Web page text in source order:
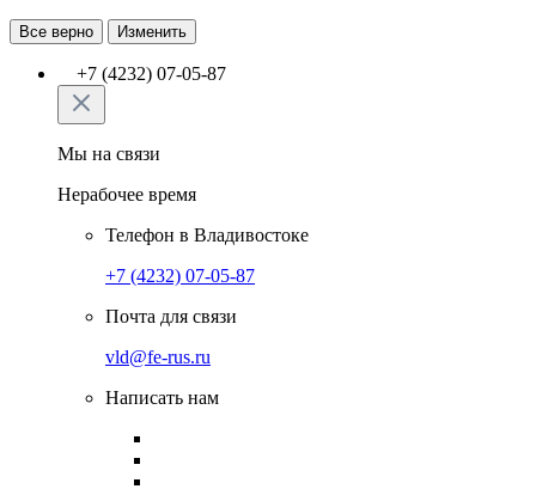
Все верно Изменить
+7 (4232) 07-05-87
Мы на связи
Нерабочее время
Телефон в Владивостоке
+7 (4232) 07-05-87
Почта для связи
vld@fe-rus.ru
Написать нам